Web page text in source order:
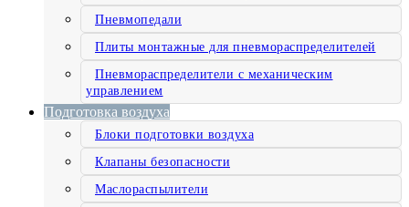
Пневмопедали
Плиты монтажные для пневмораспределителей
Пневмораспределители с механическим
управлением
Подготовка воздуха
Блоки подготовки воздуха
Клапаны безопасности
Маслораспылители